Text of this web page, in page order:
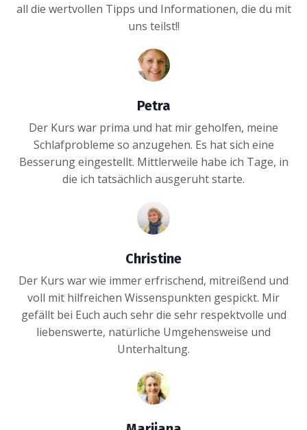
all die wertvollen Tipps und Informationen, die du mit
uns teilst!!
Petra
Der Kurs war prima und hat mir geholfen, meine
Schlafprobleme so anzugehen. Es hat sich eine
Besserung eingestellt. Mittlerweile habe ich Tage, in
die ich tatsächlich ausgeruht starte.
Christine
Der Kurs war wie immer erfrischend, mitreißend und
voll mit hilfreichen Wissenspunkten gespickt. Mir
gefällt bei Euch auch sehr die sehr respektvolle und
liebenswerte, natürliche Umgehensweise und
Unterhaltung.